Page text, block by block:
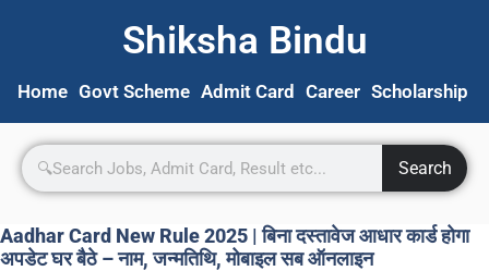
Shiksha Bindu
Home Govt Scheme Admit Card Career Scholarship
Search
Aadhar Card New Rule 2025 | बिना दस्तावेज आधार कार्ड होगा
अपडेट घर बैठे – नाम, जन्मतिथि, मोबाइल सब ऑनलाइन